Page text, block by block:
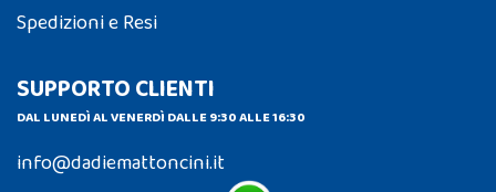
Spedizioni e Resi
SUPPORTO CLIENTI
DAL LUNEDÌ AL VENERDÌ DALLE 9:30 ALLE 16:30
info@dadiemattoncini.it